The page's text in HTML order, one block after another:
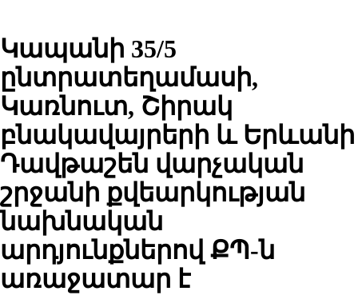
Կապանի 35/5
ընտրատեղամասի,
Կառնուտ, Շիրակ
բնակավայրերի և Երևանի
Դավթաշեն վարչական
շրջանի քվեարկության
նախնական
արդյունքներով ՔՊ-ն
առաջատար է